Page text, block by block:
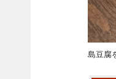
島豆腐